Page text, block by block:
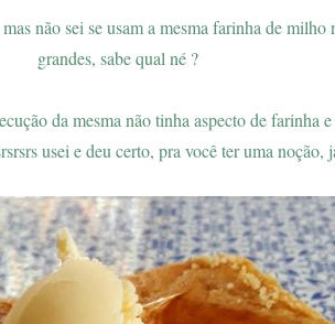
não sei se usam a mesma farinha de
grandes, sabe qual né ?
da mesma não tinha aspecto de farinha
usei e deu certo, pra você ter uma noção,